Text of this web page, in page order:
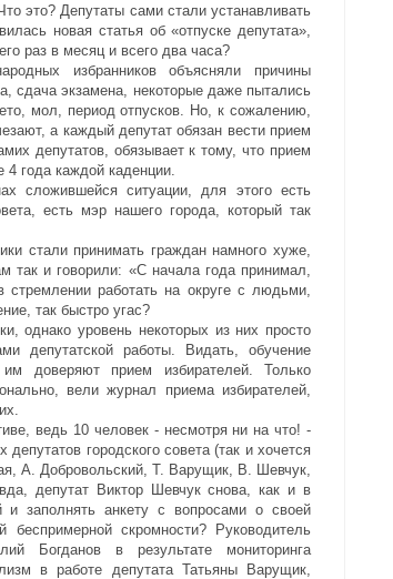
это? Депутаты сами стали устанавливать
новая статья об «отпуске депутата»,
раз в месяц и всего два часа?
избранников объясняли причины
сдача экзамена, некоторые даже пытались
мол, период отпусков. Но, к сожалению,
а каждый депутат обязан вести прием
депутатов, обязывает к тому, что прием
4 года каждой каденции.
сложившейся ситуации, для этого есть
есть мэр нашего города, который так
стали принимать граждан намного хуже,
и говорили: «С начала года принимал,
работать на округе с людьми,
так быстро угас?
однако уровень некоторых из них просто
депутатской работы. Видать, обучение
доверяют прием избирателей. Только
вели журнал приема избирателей,
ведь 10 человек - несмотря ни на что! -
городского совета (так и хочется
А. Добровольский, Т. Варущик, В. Шевчук,
депутат Виктор Шевчук снова, как и в
и заполнять анкету с вопросами о своей
скромности? Руководитель
Богданов в результате мониторинга
в работе депутата Татьяны Варущик,